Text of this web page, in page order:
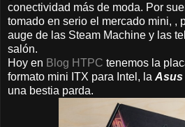
conectividad más de moda. Por
tomado en serio el mercado mini, ,
auge de las Steam Machine y las
salón.
Hoy en Blog HTPC tenemos la
formato mini ITX para Intel, la Asus
una bestia parda.